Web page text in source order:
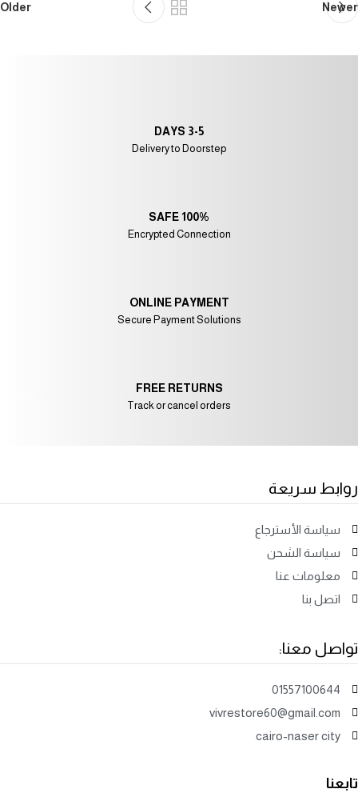
Newer
Older
FREE RETURNS
Track or cancel orders
ONLINE PAYMENT
Secure Payment Solutions
100% SAFE
Encrypted Connection
3-5 DAYS
Delivery to Doorstep
روابط سريعة
سياسة الأسترجاع
سياسة الشحن
معلومات عنا
اتصل بنا
تواصل معنا:
01557100644
vivrestore60@gmail.com
cairo-naser city
تابعنا